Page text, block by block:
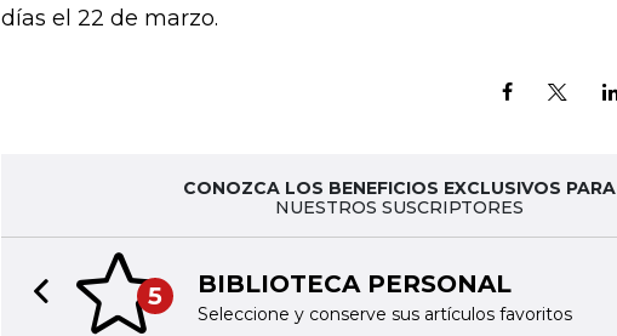
días el 22 de marzo.
CONOZCA LOS BENEFICIOS EXCLUSIVOS PARA
NUESTROS SUSCRIPTORES
5 BIBLIOTECA PERSONAL
Seleccione y conserve sus artículos favoritos
Previous slide